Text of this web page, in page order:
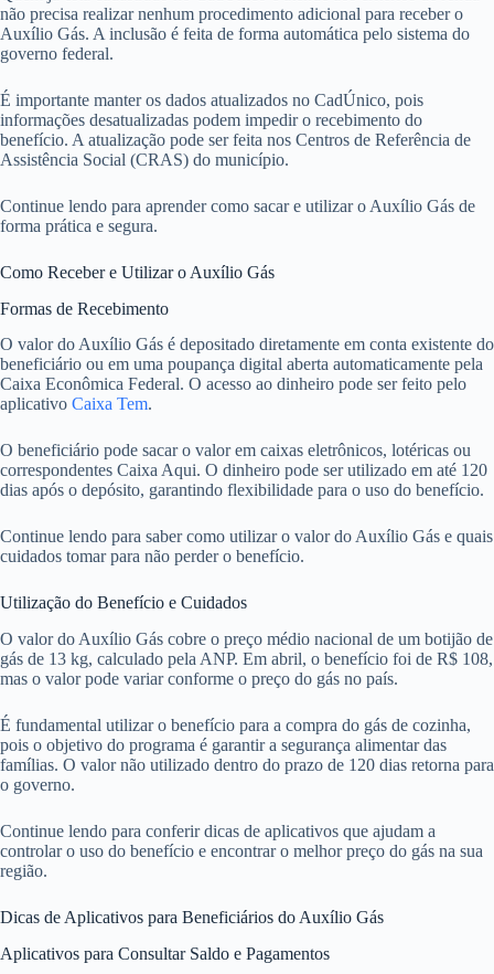
não precisa realizar nenhum procedimento adicional para receber o
Auxílio Gás. A inclusão é feita de forma automática pelo sistema do
governo federal.
É importante manter os dados atualizados no CadÚnico, pois
informações desatualizadas podem impedir o recebimento do
benefício. A atualização pode ser feita nos Centros de Referência de
Assistência Social (CRAS) do município.
Continue lendo para aprender como sacar e utilizar o Auxílio Gás de
forma prática e segura.
Como Receber e Utilizar o Auxílio Gás
Formas de Recebimento
O valor do Auxílio Gás é depositado diretamente em conta existente do
beneficiário ou em uma poupança digital aberta automaticamente pela
Caixa Econômica Federal. O acesso ao dinheiro pode ser feito pelo
aplicativo Caixa Tem.
O beneficiário pode sacar o valor em caixas eletrônicos, lotéricas ou
correspondentes Caixa Aqui. O dinheiro pode ser utilizado em até 120
dias após o depósito, garantindo flexibilidade para o uso do benefício.
Continue lendo para saber como utilizar o valor do Auxílio Gás e quais
cuidados tomar para não perder o benefício.
Utilização do Benefício e Cuidados
O valor do Auxílio Gás cobre o preço médio nacional de um botijão de
gás de 13 kg, calculado pela ANP. Em abril, o benefício foi de R$ 108,
mas o valor pode variar conforme o preço do gás no país.
É fundamental utilizar o benefício para a compra do gás de cozinha,
pois o objetivo do programa é garantir a segurança alimentar das
famílias. O valor não utilizado dentro do prazo de 120 dias retorna para
o governo.
Continue lendo para conferir dicas de aplicativos que ajudam a
controlar o uso do benefício e encontrar o melhor preço do gás na sua
região.
Dicas de Aplicativos para Beneficiários do Auxílio Gás
Aplicativos para Consultar Saldo e Pagamentos